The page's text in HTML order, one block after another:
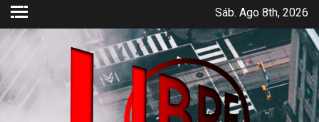
Saltar
contenido
Sáb. Ago 8th, 2026